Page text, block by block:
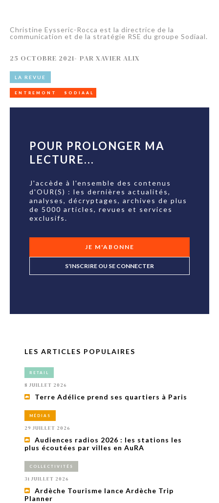
Christine Eysseric-Rocca est la directrice de la
communication et de la stratégie RSE du groupe Sodiaal.
25 OCTOBRE 2021- PAR XAVIER ALIX
LA REVUE
ENTREMONT SODIAAL
POUR PROLONGER MA
LECTURE...
J'accède à l'ensemble des contenus
d'OUR(S) : les dernières actualités,
analyses, décryptages, archives de plus
de 5000 articles, revues et services
exclusifs.
JE M'ABONNE
S'INSCRIRE OU SE CONNECTER
LES ARTICLES POPULAIRES
RETAIL
8 JUILLET 2026
Terre Adélice prend ses quartiers à Paris
MÉDIAS
29 JUILLET 2026
Audiences radios 2026 : les stations les
plus écoutées par villes en AuRA
COLLECTIVITÉS
31 JUILLET 2026
Ardèche Tourisme lance Ardèche Trip
Planner